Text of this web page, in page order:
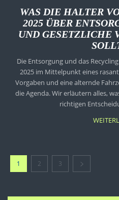
WAS DIE HALTER
2025 ÜBER
UND GESETZLICHE
Die Entsorgung und das
2025 im Mittelpunkt eines
Vorgaben und eine alternde
die Agenda. Wir erläutern alles,
richtigen
1 2 3